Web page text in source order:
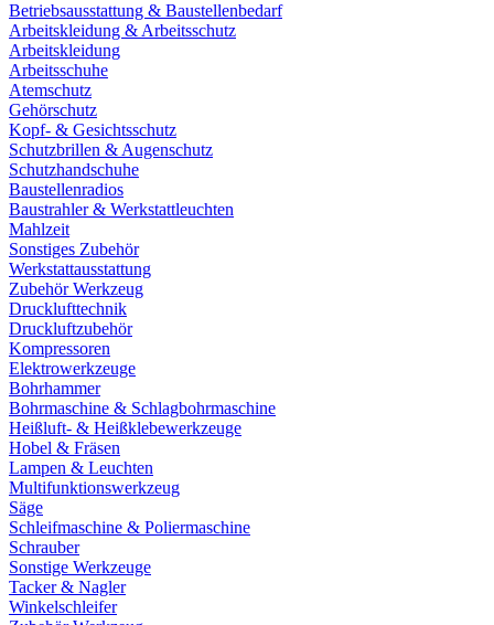
Betriebsausstattung & Baustellenbedarf
Arbeitskleidung & Arbeitsschutz
Arbeitskleidung
Arbeitsschuhe
Atemschutz
Gehörschutz
Kopf- & Gesichtsschutz
Schutzbrillen & Augenschutz
Schutzhandschuhe
Baustellenradios
Baustrahler & Werkstattleuchten
Mahlzeit
Sonstiges Zubehör
Werkstattausstattung
Zubehör Werkzeug
Drucklufttechnik
Druckluftzubehör
Kompressoren
Elektrowerkzeuge
Bohrhammer
Bohrmaschine & Schlagbohrmaschine
Heißluft- & Heißklebewerkzeuge
Hobel & Fräsen
Lampen & Leuchten
Multifunktionswerkzeug
Säge
Schleifmaschine & Poliermaschine
Schrauber
Sonstige Werkzeuge
Tacker & Nagler
Winkelschleifer